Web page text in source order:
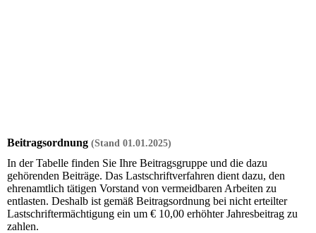
Beitragsordnung (Stand 01.01.2025)
In der Tabelle finden Sie Ihre Beitragsgruppe und die dazu
gehörenden Beiträge. Das Lastschriftverfahren dient dazu, den
ehrenamtlich tätigen Vorstand von vermeidbaren Arbeiten zu
entlasten. Deshalb ist gemäß Beitragsordnung bei nicht erteilter
Lastschriftermächtigung ein um € 10,00 erhöhter Jahresbeitrag zu
zahlen.